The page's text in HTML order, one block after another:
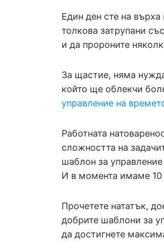
Един ден сте на
толкова затрупани
и да пророните
За щастие, няма
който ще облекчи
управление на
Работната
сложността на
шаблон за
И в момента имаме 10
Прочетете нататък,
добрите шаблони за
да достигнете